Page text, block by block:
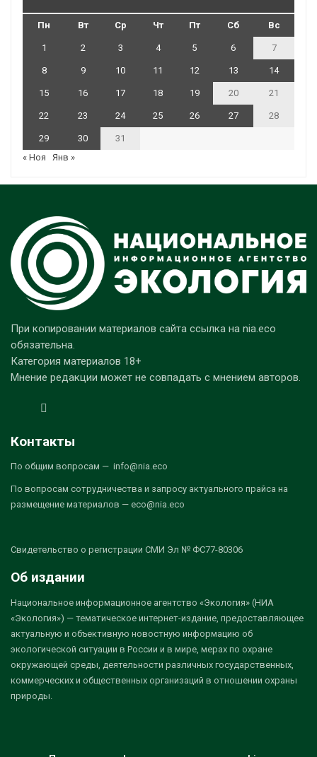
Пн Вт Ср Чт Пт Сб Вс
1 2 3 4 5 6 7
8 9 10 11 12 13 14
15 16 17 18 19 20 21
22 23 24 25 26 27 28
29 30
31
« Ноя
Янв »
При копировании материалов сайта ссылка на nia.eco
обязательна.
Категория материалов 18+
Мнение редакции может не совпадать с мнением авторов.
Контакты
По общим вопросам — info@nia.eco
По вопросам сотрудничества и запросу актуального прайса на
размещение материалов — eco@nia.eco
Свидетельство о регистрации СМИ Эл № ФС77-80306
Об издании
Национальное информационное агентство «Экология» (НИА
«Экология») — тематическое интернет-издание, предоставляющее
актуальную и объективную новостную информацию об
экологической ситуации в России и в мире, мерах по охране
окружающей среды, деятельности различных государственных,
коммерческих и общественных организаций в отношении охраны
природы.